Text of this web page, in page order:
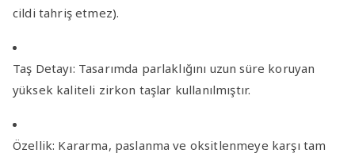
cildi tahriş etmez).
Taş Detayı: Tasarımda parlaklığını uzun süre koruyan
yüksek kaliteli zirkon taşlar kullanılmıştır.
Özellik: Kararma, paslanma ve oksitlenmeye karşı tam